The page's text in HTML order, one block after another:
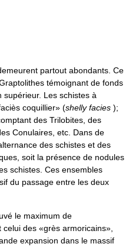
partout abondants. Ce
témoignant de fonds
Les schistes à
coquillier» (shelly facies );
des Trilobites, des
Conulaires, etc. Dans de
des schistes et des
soit la présence de nodules
schistes. Ces ensembles
du passage entre les deux
le maximum de
des «grès armoricains»,
expansion dans le massif